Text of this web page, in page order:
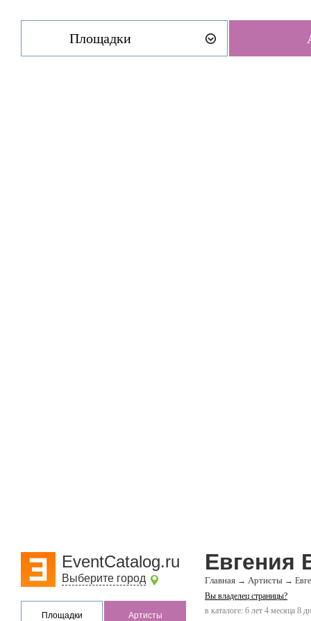
Площадки
EventCatalog.ru
Выберите город
Площадки Артисты
Евгения
Главная → Артисты →
Вы владелец страницы?
в каталоге: 6 лет 4 месяца 8